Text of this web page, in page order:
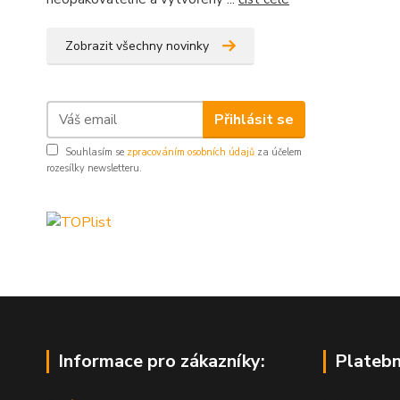
Zobrazit všechny novinky
Přihlásit se
Souhlasím se zpracováním osobních údajů za účelem
rozesílky newsletteru.
Informace pro zákazníky: